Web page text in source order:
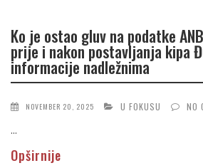
Ko je ostao gluv na podatke
prije i nakon postavljanja kipa
informacije nadležnima
NOVEMBER 20, 2025 U FOKUSU NO
...
Opširnije